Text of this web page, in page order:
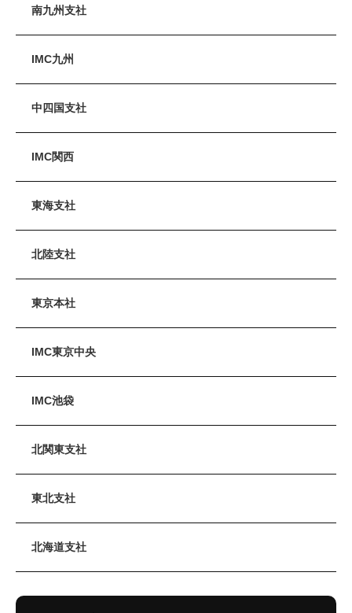
南九州支社
IMC九州
中四国支社
IMC関西
東海支社
北陸支社
東京本社
IMC東京中央
IMC池袋
北関東支社
東北支社
北海道支社